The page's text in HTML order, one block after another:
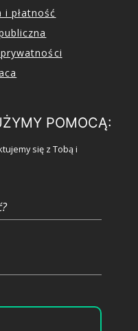
i płatność
POMOCĄ:
się z Tobą i